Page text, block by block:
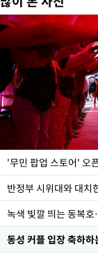
'무민 팝업 스토어' 오
반정부 시위대와 대치
녹색 빛깔 띄는 동복
동성 커플 입장 축하하